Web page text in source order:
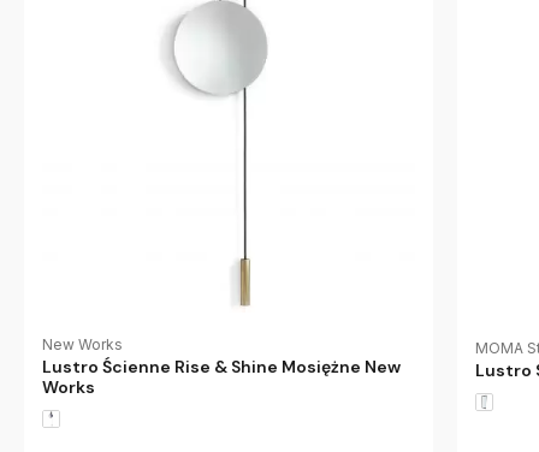
New Works
Lustro Ścienne Rise & Shine Mosiężne New
Works
MOMA
Lustro